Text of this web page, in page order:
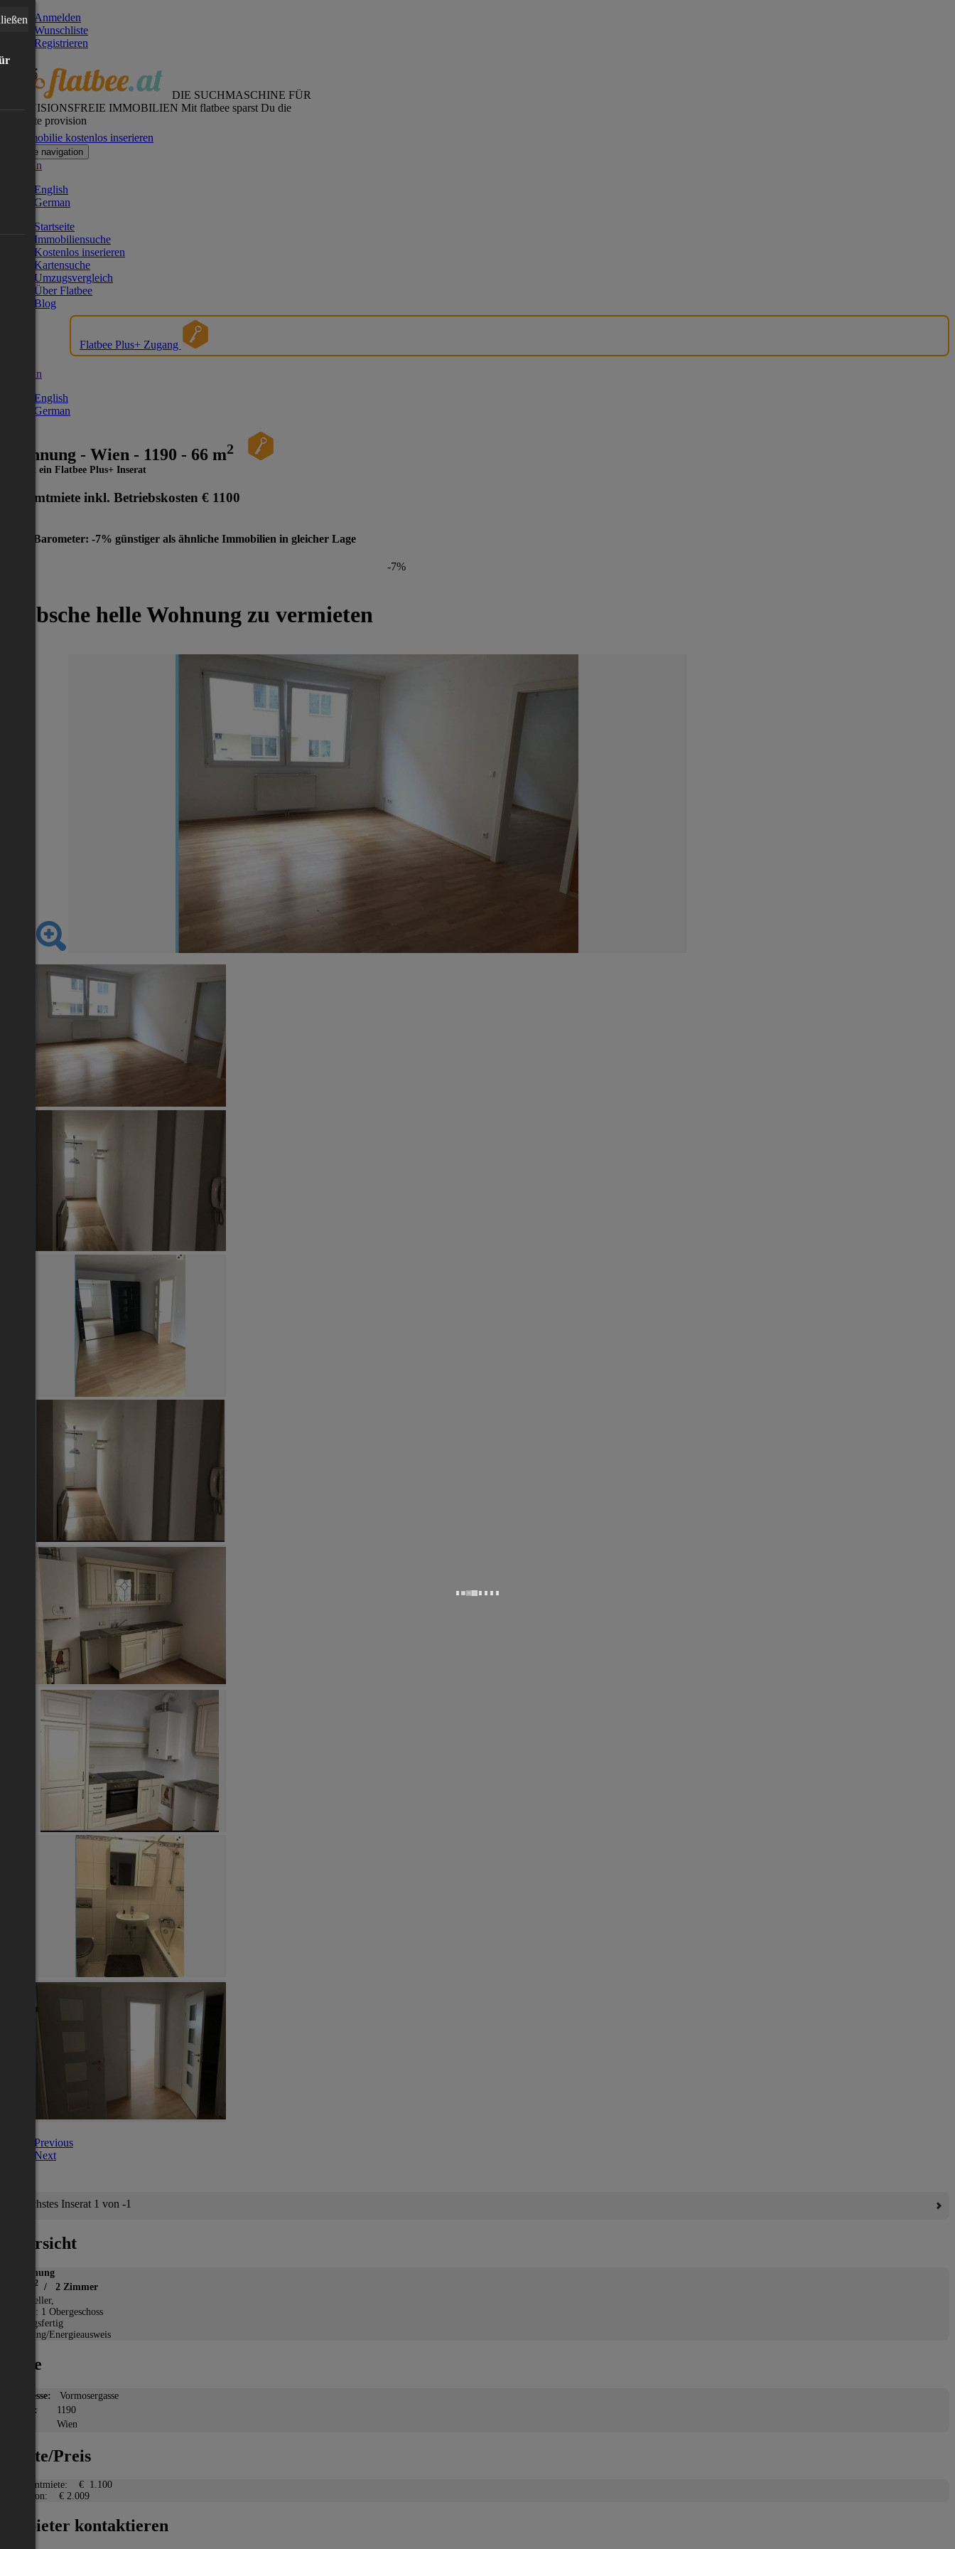
Anmelden
Wunschliste
Registrieren
DIE SUCHMASCHINE FÜR
PROVISIONSFREIE IMMOBILIEN Mit flatbee sparst Du die
gesamte provision
Immobilie kostenlos inserieren
Toggle navigation
German
English
German
Startseite
Immobiliensuche
Kostenlos inserieren
Kartensuche
Umzugsvergleich
Über Flatbee
Blog
Flatbee Plus+ Zugang
German
English
German
Wohnung - Wien - 1190 - 66 m2
Dies ist ein Flatbee Plus+ Inserat
Gesamtmiete inkl. Betriebskosten € 1100
Preis-Barometer: -7% günstiger als ähnliche Immobilien in gleicher Lage
-7%
Hübsche helle Wohnung zu vermieten
Previous
Next
Nächstes Inserat 1 von -1
Übersicht
Wohnung
2 / 2 Zimmer
Keller,
Etage: 1 Obergeschoss
Bezugsfertig
Heizung/Energieausweis
Lage
Adresse:
Vormosergasse
PLZ:
1190
Wien
Miete/Preis
Gesamtmiete:
€ 1.100
Kaution:
€ 2.009
Anbieter kontaktieren